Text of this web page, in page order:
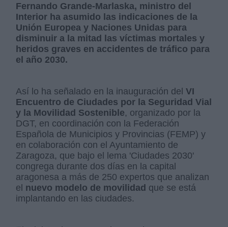
Fernando Grande-Marlaska, ministro del
Interior ha asumido las indicaciones de la
Unión Europea y Naciones Unidas para
disminuir a la mitad las víctimas mortales y
heridos graves en accidentes de tráfico para
el año 2030.
Así lo ha señalado en la inauguración delVI
Encuentro de Ciudades por la Seguridad Vial
y la Movilidad Sostenible, organizado por la
DGT, en coordinación con la Federación
Española de Municipios y Provincias (FEMP) y
en colaboración con el Ayuntamiento de
Zaragoza, que bajo el lema 'Ciudades 2030'
congrega durante dos días en la capital
aragonesa a más de 250 expertos que analizan
el nuevo modelo de movilidad que se está
implantando en las ciudades.